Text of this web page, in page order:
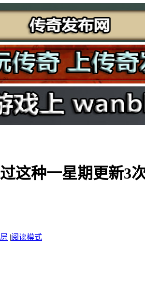
这种一星期更新3
|阅读模式